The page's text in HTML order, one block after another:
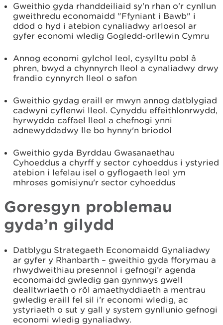
Gweithio gyda rhanddeiliaid sy'n rhan o'r cynllun
gweithredu economaidd "Ffyniant i Bawb" i
ddod o hyd i atebion cynaliadwy arloesol ar
gyfer economi wledig Gogledd-orllewin Cymru
Annog economi gylchol leol, cysylltu pobl â
phren, bwyd a chynnyrch lleol a cynaliadwy drwy
frandio cynnyrch lleol o safon
Gweithio gydag eraill er mwyn annog datblygiad
cadwyni cyflenwi lleol. Cynyddu effeithlonrwydd,
hyrwyddo caffael lleol a chefnogi ynni
adnewyddadwy lle bo hynny'n briodol
Gweithio gyda Byrddau Gwasanaethau
Cyhoeddus a chyrff y sector cyhoeddus i ystyried
atebion i lefelau isel o gyflogaeth leol ym
mhroses gomisiynu'r sector cyhoeddus
Goresgyn problemau
gyda’n gilydd
Datblygu Strategaeth Economaidd Gynaliadwy
ar gyfer y Rhanbarth – gweithio gyda fforymau a
rhwydweithiau presennol i gefnogi’r agenda
economaidd gwledig gan gynnwys gwell
dealltwriaeth o rôl amaethyddiaeth a mentrau
gwledig eraill fel sil i’r economi wledig, ac
ystyriaeth o sut y gall y system gynllunio gefnogi
economi wledig gynaliadwy.